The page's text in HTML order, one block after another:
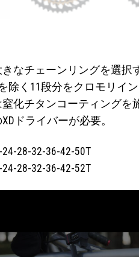
なチェーンリングを選
除く11段分をクロモリイ
化チタンコーティングを
ドライバーが必要。
28-32-36-42-50T
28-32-36-42-52T